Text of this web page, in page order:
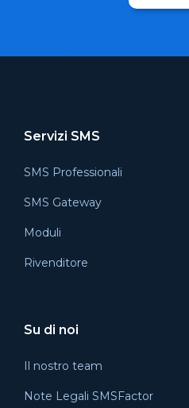
Servizi SMS
SMS Professionali
SMS Gateway
Moduli
Rivenditore
Su di noi
Il nostro team
Note Legali SMSFactor